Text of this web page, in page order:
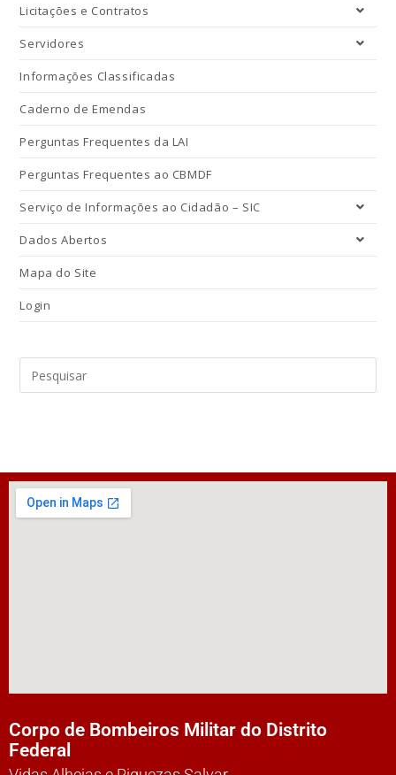
Licitações e Contratos
Servidores
Informações Classificadas
Caderno de Emendas
Perguntas Frequentes da LAI
Perguntas Frequentes ao CBMDF
Serviço de Informações ao Cidadão – SIC
Dados Abertos
Mapa do Site
Login
Corpo de Bombeiros Militar do Distrito
Federal